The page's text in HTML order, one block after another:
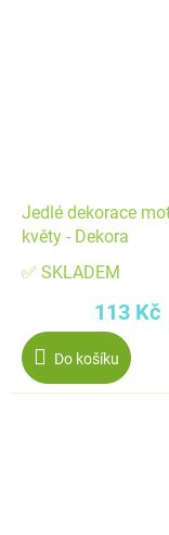
Jedlé dekorace
květy - Dekora
✅ SKLADEM
113 Kč
Do košíku